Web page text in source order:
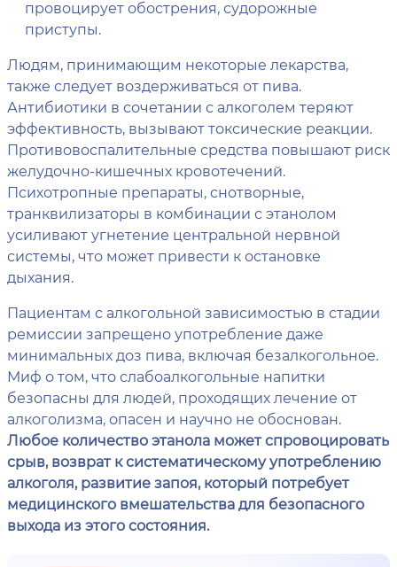
провоцирует обострения, судорожные
приступы.
Людям, принимающим некоторые лекарства,
также следует воздерживаться от пива.
Антибиотики в сочетании с алкоголем теряют
эффективность, вызывают токсические реакции.
Противовоспалительные средства повышают риск
желудочно-кишечных кровотечений.
Психотропные препараты, снотворные,
транквилизаторы в комбинации с этанолом
усиливают угнетение центральной нервной
системы, что может привести к остановке
дыхания.
Пациентам с алкогольной зависимостью в стадии
ремиссии запрещено употребление даже
минимальных доз пива, включая безалкогольное.
Миф о том, что слабоалкогольные напитки
безопасны для людей, проходящих лечение от
алкоголизма, опасен и научно не обоснован.
Любое количество этанола может спровоцировать
срыв, возврат к систематическому употреблению
алкоголя, развитие запоя, который потребует
медицинского вмешательства для безопасного
выхода из этого состояния.